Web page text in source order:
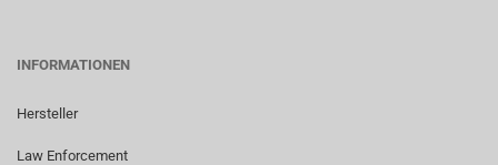
INFORMATIONEN
Hersteller
Law Enforcement